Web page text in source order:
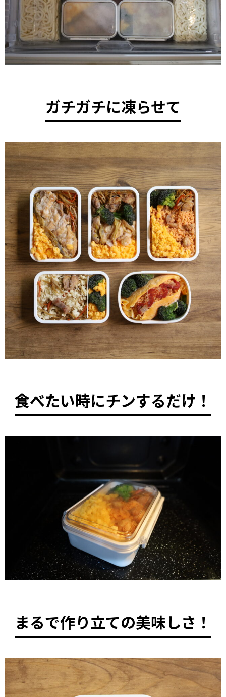
ガチガチに凍らせて
食べたい時にチンするだけ！
まるで作り立ての美味しさ！